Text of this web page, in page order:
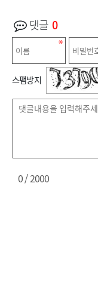
댓글 0
스팸방지
0/ 2000